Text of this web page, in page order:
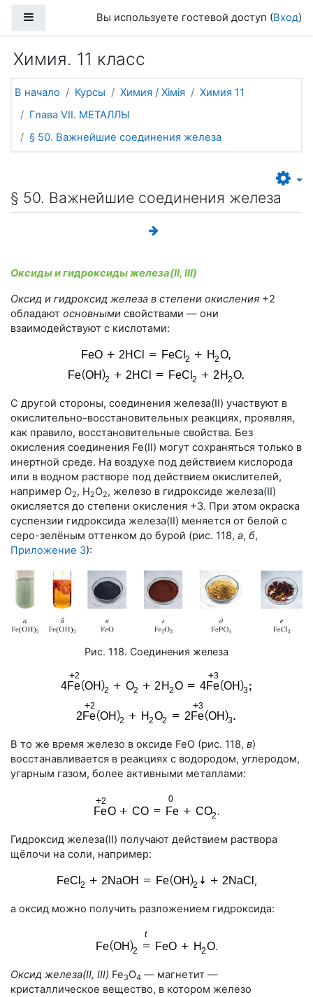
Боковая панельВы используете гостевой доступ (Вход)
Химия. 11 класс
В начало Курсы Химия / Хімія
Химия 11
Глава VII. МЕТАЛЛЫ
§ 50. Важнейшие соединения железа
§ 50. Важнейшие соединения железа
Оксиды и гидроксиды железа(II, III)
Оксид и гидроксид железа в степени окисления +2
обладают основными свойствами — они
взаимодействуют с кислотами:
С другой стороны, соединения железа(II) участвуют в
окислительно-восстановительных реакциях, проявляя,
как правило, восстановительные свойства. Без
окисления соединения Fe(II) могут сохраняться только в
инертной среде. На воздухе под действием кислорода
или в водном растворе под действием окислителей,
например О2, H2О2, железо в гидроксиде железа(II)
окисляется до степени окисления +3. При этом окраска
суспензии гидроксида железа(II) меняется от белой с
серо-зелёным оттенком до бурой (рис. 118, а, б,
Приложение 3):
Рис. 118. Соединения железа
В то же время железо в оксиде FeO (рис. 118, в)
восстанавливается в реакциях с водородом, углеродом,
угарным газом, более активными металлами:
.
Гидроксид железа(II) получают действием раствора
щёлочи на соли, например:
,
а оксид можно получить разложением гидроксида:
.
Оксид железа(II, III) Fe3O4 — магнетит —
кристаллическое вещество, в котором железо